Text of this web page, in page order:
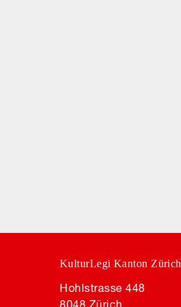
KulturLegi Kanton Zürich
Hohlstrasse 448
8048 Zürich